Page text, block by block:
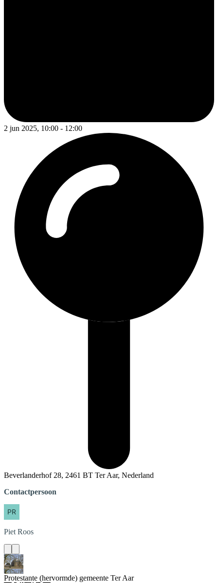
2 jun 2025, 10:00 - 12:00
Beverlanderhof 28, 2461 BT Ter Aar, Nederland
Contactpersoon
Piet Roos
Protestante (hervormde) gemeente Ter Aar